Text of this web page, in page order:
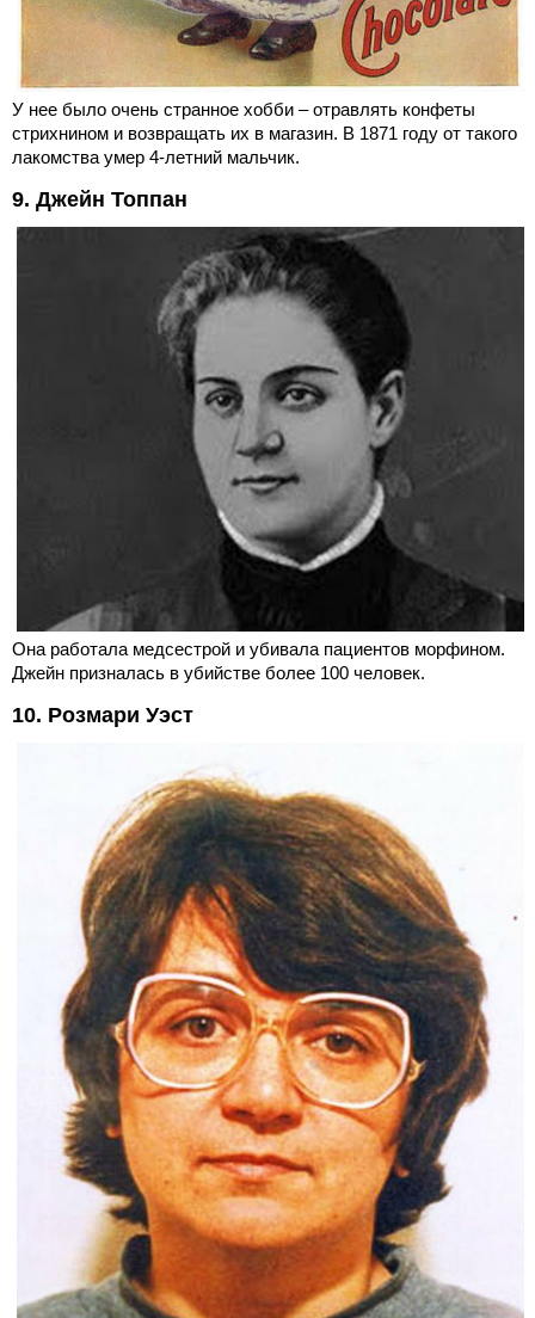
У нее было очень странное хобби – отравлять конфеты
стрихнином и возвращать их в магазин. В 1871 году от такого
лакомства умер 4-летний мальчик.
9. Джейн Топпан
Она работала медсестрой и убивала пациентов морфином.
Джейн призналась в убийстве более 100 человек.
10. Розмари Уэст